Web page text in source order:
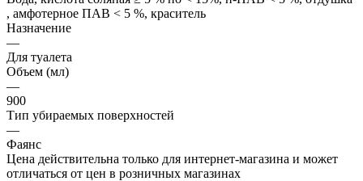
, амфотерное ПАВ < 5 %, краситель
Назначение
—
Для туалета
Объем (мл)
—
900
Тип убираемых поверхностей
—
Фаянс
Цена действительна только для интернет-магазина и может
отличаться от цен в розничных магазинах